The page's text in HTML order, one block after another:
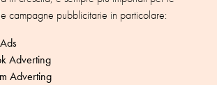
campagne pubblicitarie in particolare:
Adverting
Adverting